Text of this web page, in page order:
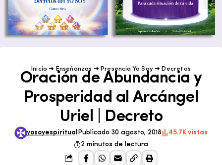
Inicio ➜ Enseñanzas ➜ Presencia Yo Soy➜ Decretos
Oración de Abundancia y
Prosperidad al Arcángel
Uriel | Decreto
yosoyespiritual Publicado 30 agosto, 2018
45.7K vistas
2 minutos de lectura